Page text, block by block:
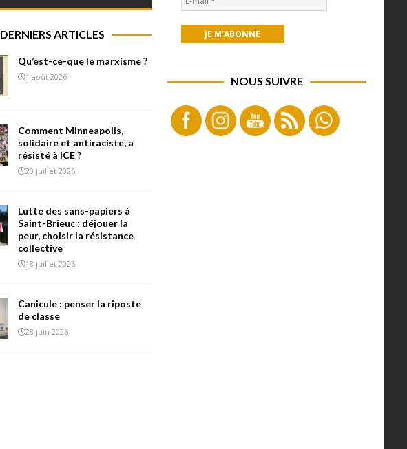
DERNIERS ARTICLES
Qu’est-ce-que le marxisme ?
1 août 2026
Comment Minneapolis,
solidaire et antiraciste, a
résisté à ICE ?
20 juillet 2026
Lutte des sans-papiers à
Saint-Brieuc : déjouer la
peur, choisir la résistance
collective
18 juillet 2026
Canicule : penser la riposte
de classe
28 juin 2026
NOUS SUIVRE